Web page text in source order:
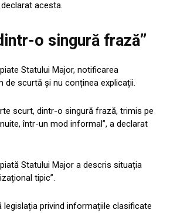
acesta.
o singură frază”
Statului Major, notificarea
de scurtă și nu conținea explicații.
scurt, dintr-o singură frază, trimis pe
într-un mod informal”, a declarat
Statului Major a descris situația
tipic”.
legislația privind informațiile clasificate